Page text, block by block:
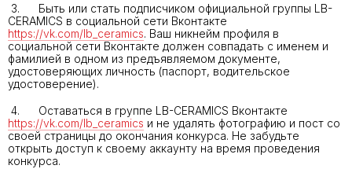
3. Быть или стать подписчиком официальной группы LB-
CERAMICS в социальной сети Вконтакте
https://vk.com/lb_ceramics. Ваш никнейм профиля в
социальной сети Вконтакте должен совпадать с именем и
фамилией в одном из предъявляемом документе,
удостоверяющих личность (паспорт, водительское
удостоверение).
4. Оставаться в группе LB-CERAMICS Вконтакте
https://vk.com/lb_ceramics и не удалять фотографию и пост со
своей страницы до окончания конкурса. Не забудьте
открыть доступ к своему аккаунту на время проведения
конкурса.